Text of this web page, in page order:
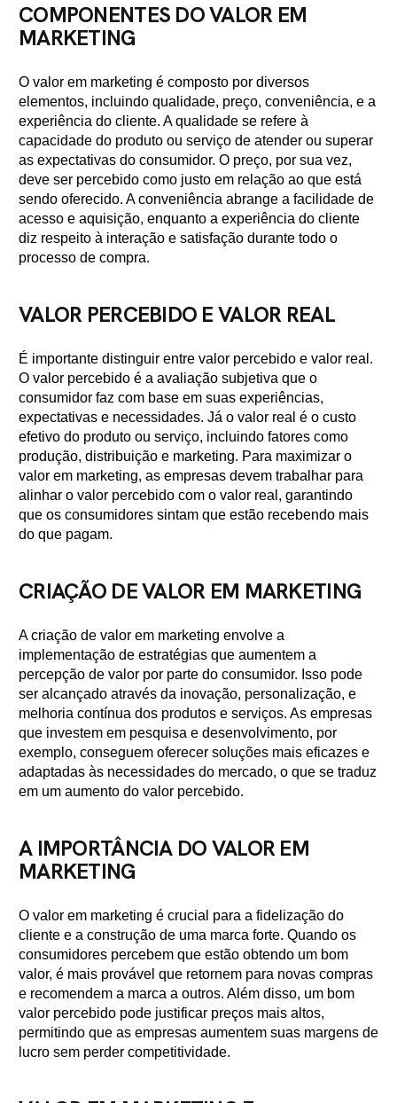
COMPONENTES DO VALOR EM
MARKETING
O valor em marketing é composto por diversos
elementos, incluindo qualidade, preço, conveniência, e a
experiência do cliente. A qualidade se refere à
capacidade do produto ou serviço de atender ou superar
as expectativas do consumidor. O preço, por sua vez,
deve ser percebido como justo em relação ao que está
sendo oferecido. A conveniência abrange a facilidade de
acesso e aquisição, enquanto a experiência do cliente
diz respeito à interação e satisfação durante todo o
processo de compra.
VALOR PERCEBIDO E VALOR REAL
É importante distinguir entre valor percebido e valor real.
O valor percebido é a avaliação subjetiva que o
consumidor faz com base em suas experiências,
expectativas e necessidades. Já o valor real é o custo
efetivo do produto ou serviço, incluindo fatores como
produção, distribuição e marketing. Para maximizar o
valor em marketing, as empresas devem trabalhar para
alinhar o valor percebido com o valor real, garantindo
que os consumidores sintam que estão recebendo mais
do que pagam.
CRIAÇÃO DE VALOR EM MARKETING
A criação de valor em marketing envolve a
implementação de estratégias que aumentem a
percepção de valor por parte do consumidor. Isso pode
ser alcançado através da inovação, personalização, e
melhoria contínua dos produtos e serviços. As empresas
que investem em pesquisa e desenvolvimento, por
exemplo, conseguem oferecer soluções mais eficazes e
adaptadas às necessidades do mercado, o que se traduz
em um aumento do valor percebido.
A IMPORTÂNCIA DO VALOR EM
MARKETING
O valor em marketing é crucial para a fidelização do
cliente e a construção de uma marca forte. Quando os
consumidores percebem que estão obtendo um bom
valor, é mais provável que retornem para novas compras
e recomendem a marca a outros. Além disso, um bom
valor percebido pode justificar preços mais altos,
permitindo que as empresas aumentem suas margens de
lucro sem perder competitividade.